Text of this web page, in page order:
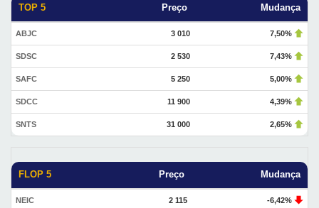
TOP 5 Preço Mudança
ABJC 3 010 7,50%
SDSC 2 530 7,43%
SAFC 5 250 5,00%
SDCC 11 900 4,39%
SNTS 31 000 2,65%
FLOP 5 Preço Mudança
NEIC 2 115 -6,42%